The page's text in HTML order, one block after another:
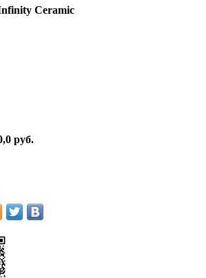
Ceramic
руб.